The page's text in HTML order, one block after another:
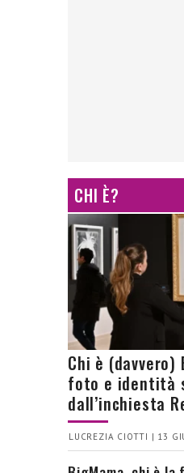
CHI È?
Chi è (davvero)
foto e identità
dall’inchiesta
LUCREZIA CIOTTI | 13